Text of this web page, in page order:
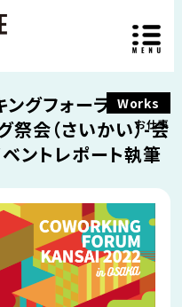
Works
お仕事
ングフォーラム関西
会（さいかい）-会
ントレポート執筆